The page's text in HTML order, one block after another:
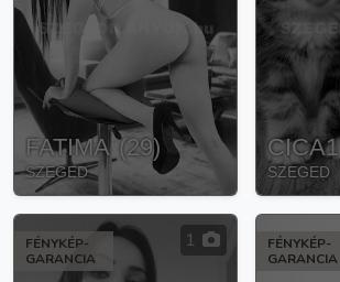
FATIMA (29)
SZEGED
CICA1
SZEGED
FÉNYKÉP-
GARANCIA
1
FÉNYKÉP-
GARANCIA